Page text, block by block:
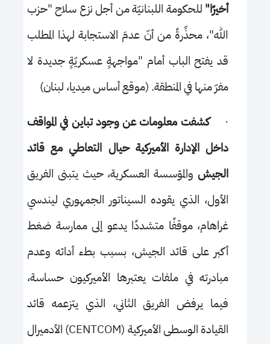
أخيرًا" للحكومة اللبنانيّة من أجل نزع سلاح "حزب
الله"، محذِّرةً من أنّ عدمَ الاستجابة لهذا المطلب
قد يفتح الباب أمام "مواجهةٍ عسكريّةٍ جديدة لا
مفرّ منها في المنطقة. (موقع أساس ميديا، لبنان)
·كشفت معلومات عن وجود تباين في المواقف
داخل الإدارة الأميركية حيال التعاطي مع قائد
الجيش والمؤسسة العسكرية، حيث يتبنى الفريق
الأول، الذي يقوده السيناتور الجمهوري ليندسي
غراهام، موقفًا متشددًا يدعو إلى ممارسة ضغط
أكبر على قائد الجيش، بسبب بطء أدائه وعدم
مبادرته في ملفات يعتبرها الأميركيون حساسة،
فيما يرفض الفريق الثاني، الذي يتزعمه قائد
القيادة الوسطى الأميركية (CENTCOM) الأدميرال